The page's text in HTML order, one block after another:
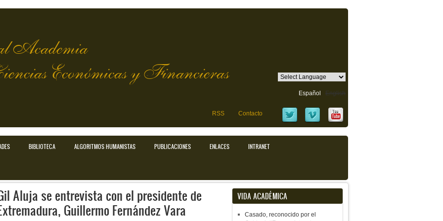
Academia
Económicas y Financieras
Español English
RSS Contacto
BIBLIOTECA ALGORITMOS HUMANISTAS PUBLICACIONES ENLACES INTRANET
Aluja se entrevista con el presidente de
Guillermo Fernández Vara
VIDA ACADÉMICA
Casado, reconocido por el